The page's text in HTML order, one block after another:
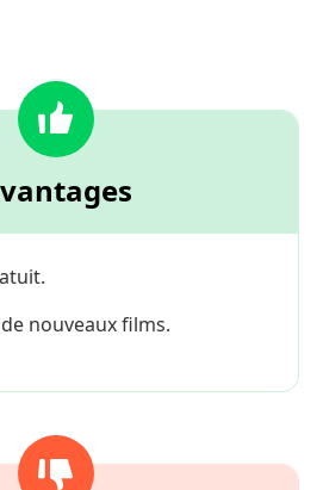
nouveaux films.